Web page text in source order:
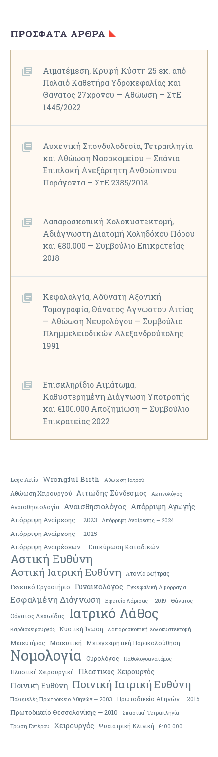
ΠΡΌΣΦΑΤΑ ΆΡΘΡΑ
Αιματέμεση, Κρυφή Κύστη 25 εκ. από
Παλαιό Καθετήρα Υδροκεφαλίας και
Θάνατος 27χρονου — Αθώωση — ΣτΕ
1445/2022
Αυχενική Σπονδυλοδεσία, Τετραπληγία
και Αθώωση Νοσοκομείου — Σπάνια
Επιπλοκή Ανεξάρτητη Ανθρώπινου
Παράγοντα — ΣτΕ 2385/2018
Λαπαροσκοπική Χολοκυστεκτομή,
Αδιάγνωστη Διατομή Χοληδόχου Πόρου
και €80.000 — Συμβούλιο Επικρατείας
2018
Κεφαλαλγία, Αδύνατη Αξονική
Τομογραφία, Θάνατος Αγνώστου Αιτίας
— Αθώωση Νευρολόγου — Συμβούλιο
Πλημμελειοδικών Αλεξανδρούπολης
1991
Επισκληρίδιο Αιμάτωμα,
Καθυστερημένη Διάγνωση Υποτροπής
και €100.000 Αποζημίωση — Συμβούλιο
Επικρατείας 2022
Lege Artis Wrongful Birth Αθώωση Ιατρού
Αθώωση Χειρουργού Αιτιώδης Σύνδεσμος Ακτινολόγος
Αναισθησιολογία Αναισθησιολόγος Απόρριψη Αγωγής
Απόρριψη Αναίρεσης — 2023 Απόρριψη Αναίρεσης — 2024
Απόρριψη Αναίρεσης — 2025
Απόρριψη Αναιρέσεων — Επικύρωση Καταδικών
Αστική Ευθύνη
Αστική Ιατρική Ευθύνη
Ατονία Μήτρας
Γενετικό Εργαστήριο
Γυναικολόγος Εγκεφαλική Αιμορραγία
Εσφαλμένη Διάγνωση Εφετείο Λάρισας — 2019 Θάνατος
Θάνατος Λεχωίδας Ιατρικό Λάθος
Καρδιοχειρουργός Κυστική Ίνωση Λαπαροσκοπική Χολοκυστεκτομή
Μαιευτήρας Μαιευτική Μετεγχειρητική Παρακολούθηση
Νομολογία Ουρολόγος Παθολογοανατόμος
Πλαστική Χειρουργική Πλαστικός Χειρουργός
Ποινική Ευθύνη Ποινική Ιατρική Ευθύνη
Πολυμελές Πρωτοδικείο Αθηνών — 2003 Πρωτοδικείο Αθηνών — 2015
Πρωτοδικείο Θεσσαλονίκης — 2010
Σπαστική Τετραπληγία
Τρώση Εντέρου
Χειρουργός Ψυχιατρική Κλινική €400.000